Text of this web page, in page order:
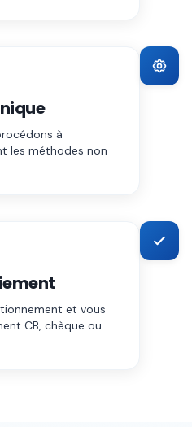
à
les méthodes non
et vous
CB, chèque ou